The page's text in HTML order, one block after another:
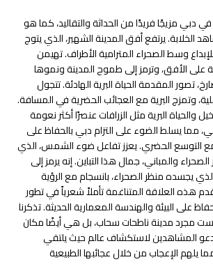
دبي مزيجًا فريدًا من الحداثة والتقاليد، كما هو
يرتفع أفق المدينة الشهير، الذي يتوج
وسط الصحراء المترامية الأطراف. تهيمن
على الأفق، وترمز إلى طموح المدينة ونموها
تصور المقدمة الحياة البرية الهادئة. تتجول
وتمزج البرية مع العجائب الحضرية في المسافة.
والحياة البرية مثل الزرافات عنصرًا أكثر نعومة
مما يسلط الضوء على التزام دبي بالحفاظ على
مع التوسع الحضري. يعزز تفاعل ضوء الشمس، الذي
والمباني، جمال هذا التباين. إنه يرمز إلى
يجسده منظر الصحراء، بانسجام مع الرؤية
هذه العلاقة المتناغمة تأملاً شعرياً في تطور
على البيئة والهندسة المعمارية الحديثة. تذكرنا
مجرد مدينة ناطحات سحاب، بل هي أيضًا مكان
المشاهدين لاستكشاف عالم حيث يلتقي
يلهم الإعجاب من خلال عجائبها الطبيعية